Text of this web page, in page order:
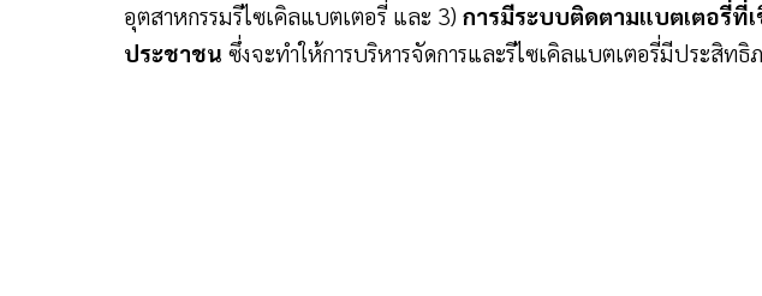
อุตสาหกรรมรีไซเคิลแบตเตอรี่ และ 3) การมีระบบติดตามแบตเตอรี่ที่
ประชาชน ซึ่งจะทำให้การบริหารจัดการและรีไซเคิลแบตเตอรี่มีประสิท